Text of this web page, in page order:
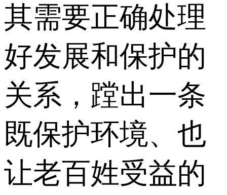
其需要正确处理
好发展和保护的
关系，蹚出一条
既保护环境、也
让老百姓受益的